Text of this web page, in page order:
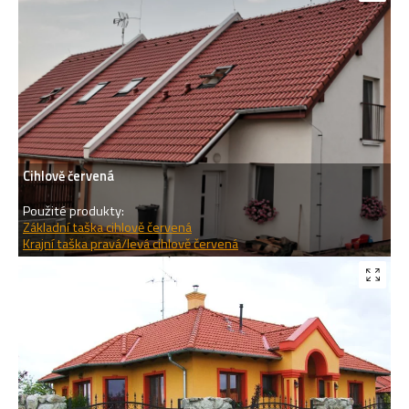
Cihlově červená
Použité produkty:
Základní taška cihlově červená
Krajní taška pravá/levá cihlově červená